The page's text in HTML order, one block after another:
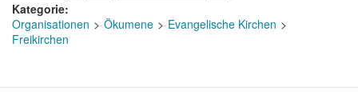
Kategorie
Organisationen
Ökumene
Evangelische Kirchen
Freikirchen